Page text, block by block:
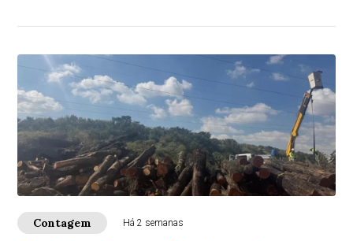
Contagem Há 2 semanas